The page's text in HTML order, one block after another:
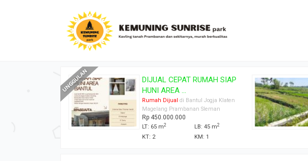
DIJUAL CEPAT RUMAH SIAP
HUNI AREA ...
Rumah Dijual di Bantul Jogja Klaten
Magelang Prambanan Sleman
Rp 450.000.000
LT: 65 m2 LB: 45 m2
KT: 2 KM: 1